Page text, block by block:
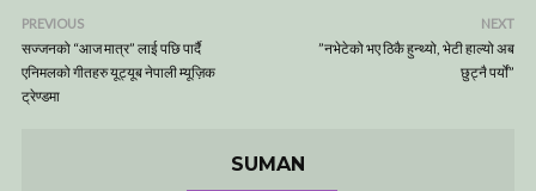
PREVIOUS
सज्जनको “आज मात्र” लाई पछि पार्दै
एनिमलको गीतहरु यूट्यूब नेपाली म्यूज़िक
ट्रेण्डमा
NEXT
”नभेटेको भए ठिकै हुन्थ्यो, भेटी हाल्यो अब
छुट्नै पर्यों”
SUMAN